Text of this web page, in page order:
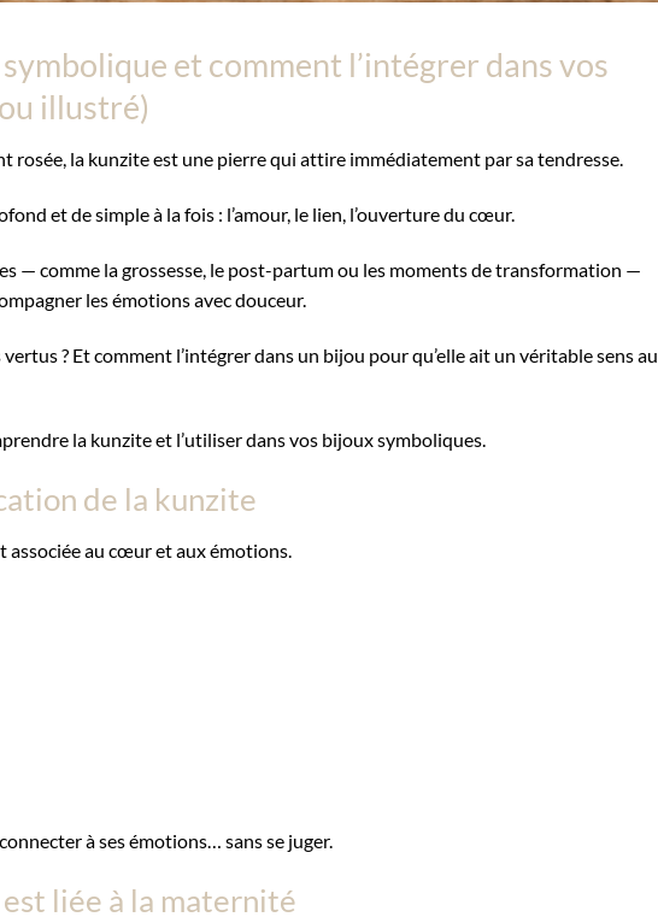
et comment l’intégrer dans vos
illustré)
rosée, la kunzite est une pierre qui attire immédiatement par sa tendresse.
et de simple à la fois : l’amour, le lien, l’ouverture du cœur.
— comme la grossesse, le post-partum ou les moments de transformation —
les émotions avec douceur.
? Et comment l’intégrer dans un bijou pour qu’elle ait un véritable sens au
la kunzite et l’utiliser dans vos bijoux symboliques.
de la kunzite
au cœur et aux émotions.
à ses émotions… sans se juger.
liée à la maternité